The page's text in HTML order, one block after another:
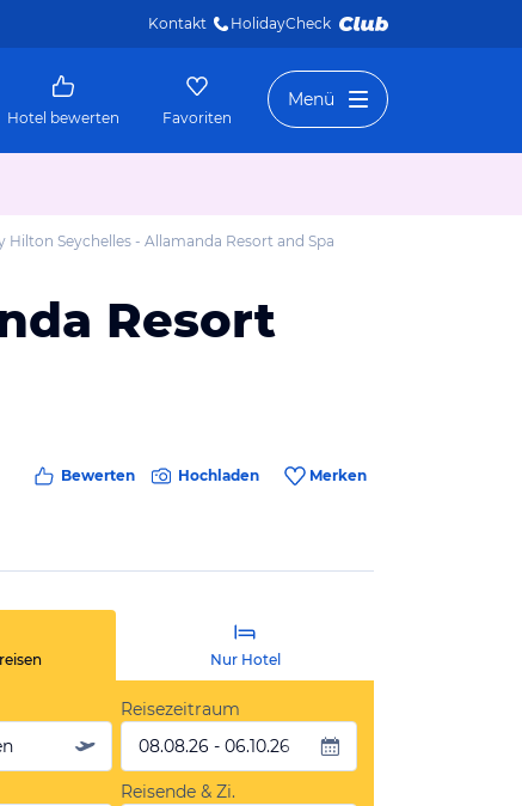
Kontakt HolidayCheck
Hotel bewerten Favoriten
Menü
Hilton Seychelles - Allamanda Resort and Spa
Resort
Bewerten Hochladen Merken
Nur Hotel
Reisezeitraum
08.08.26 - 06.10.26
Reisende & Zi.